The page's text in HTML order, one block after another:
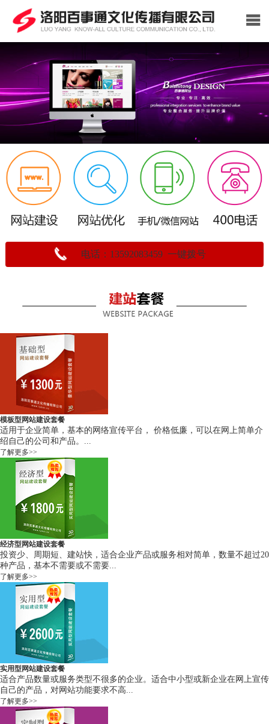
电话：13592083459 一键拨号
模板型网站建设套餐
适用于企业简单，基本的网络宣传平台， 价格低廉，可以在网上简单介
绍自己的公司和产品。...
了解更多>>
经济型网站建设套餐
投资少、周期短、建站快，适合企业产品或服务相对简单，数量不超过20
种产品，基本不需要或不需要...
了解更多>>
实用型网站建设套餐
适合产品数量或服务类型不很多的企业。适合中小型或新企业在网上宣传
自己的产品，对网站功能要求不高...
了解更多>>